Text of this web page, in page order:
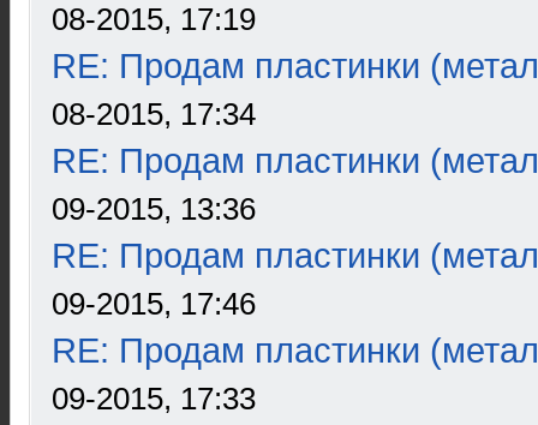
08-2015, 17:19
RE: Продам пластинки
08-2015, 17:34
RE: Продам пластинки
09-2015, 13:36
RE: Продам пластинки
09-2015, 17:46
RE: Продам пластинки
09-2015, 17:33